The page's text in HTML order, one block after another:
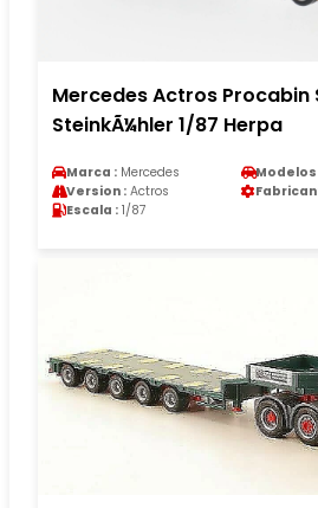
Mercedes Actros
SteinkÃ¼hler 1/87 Herpa
Marca : Mercedes Modelos
Version : Actros
Escala : 1/87